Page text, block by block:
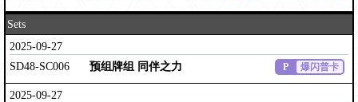
Sets
2025-09-27
SD48-SC006
预组牌组 同伴之力 P 爆闪普卡
2025-09-27